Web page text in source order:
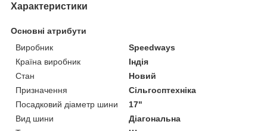
Характеристики
Основні атрибути
Виробник
Speedways
Країна виробник
Індія
Стан
Новий
Призначення
Сільгосптехніка
Посадковий діаметр шини
17"
Вид шини
Діагональна